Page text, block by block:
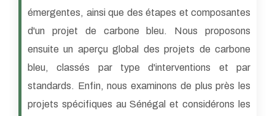
émergentes, ainsi que des étapes et composantes
d'un projet de carbone bleu. Nous proposons
ensuite un aperçu global des projets de carbone
bleu, classés par type d'interventions et par
standards. Enfin, nous examinons de plus près les
projets spécifiques au Sénégal et considérons les